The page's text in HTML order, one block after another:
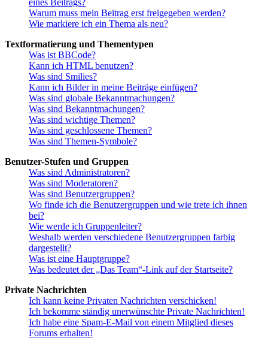
Warum muss mein Beitrag erst freigegeben werden?
Wie markiere ich ein Thema als neu?
Textformatierung und Thementypen
Was ist BBCode?
Kann ich HTML benutzen?
Was sind Smilies?
Kann ich Bilder in meine Beiträge einfügen?
Was sind globale Bekanntmachungen?
Was sind Bekanntmachungen?
Was sind wichtige Themen?
Was sind geschlossene Themen?
Was sind Themen-Symbole?
Benutzer-Stufen und Gruppen
Was sind Administratoren?
Was sind Moderatoren?
Was sind Benutzergruppen?
Wo finde ich die Benutzergruppen und wie trete ich ihnen
bei?
Wie werde ich Gruppenleiter?
Weshalb werden verschiedene Benutzergruppen farbig
dargestellt?
Was ist eine Hauptgruppe?
Was bedeutet der „Das Team“-Link auf der Startseite?
Private Nachrichten
Ich kann keine Privaten Nachrichten verschicken!
Ich bekomme ständig unerwünschte Private Nachrichten!
Ich habe eine Spam-E-Mail von einem Mitglied dieses
Forums erhalten!